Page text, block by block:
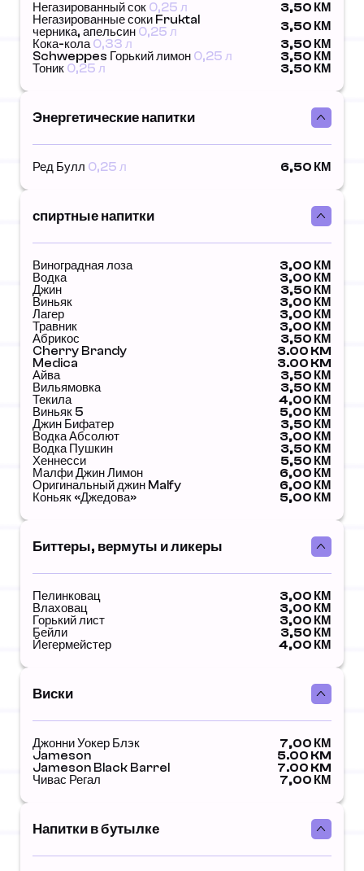
Негазированный сок 0,25 л
3,50 КМ
Негазированные соки Fruktal
черника, апельсин 0,25 л
3,50 КМ
Кока-кола0,33 л
3,50 КМ
Schweppes Горький лимон 0,25 л
3,50 КМ
Тоник 0,25 л 3,50 КМ
Энергетические напитки
Ред Булл 0,25 л 6,50 КМ
спиртные напитки
Виноградная лоза
3,00 КМ
Водка
3,00 КМ
Джин
3,50 КМ
Виньяк
3,00 КМ
Лагер
3,00 КМ
Травник
3,00 КМ
Абрикос
3,50 КМ
Cherry Brandy
3.00 KM
Medica
3.00 KM
Айва
3,50 КМ
Вильямовка
3,50 КМ
Текила
4,00 КМ
Виньяк 5
5,00 КМ
Джин Бифатер
3,50 КМ
Водка Абсолют
3,00 КМ
Водка Пушкин
3,50 КМ
Хеннесси
5,50 КМ
Малфи Джин Лимон
6,00 КМ
Оригинальный джин Malfy
6,00 КМ
Коньяк «Джедова»
5,00 КМ
Биттеры, вермуты и ликеры
Пелинковац
3,00 КМ
Влаховац
3,00 КМ
Горький лист
3,00 КМ
Бейли
3,50 КМ
Йегермейстер
4,00 КМ
Виски
Джонни Уокер Блэк
7,00 КМ
Jameson
5.00 KM
Jameson Black Barrel
7.00 KM
Чивас Регал
7,00 КМ
Напитки в бутылке